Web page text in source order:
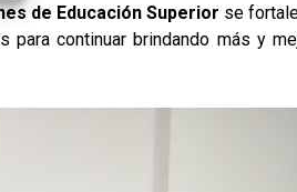
de Educación Superior se
continuar brindando más y